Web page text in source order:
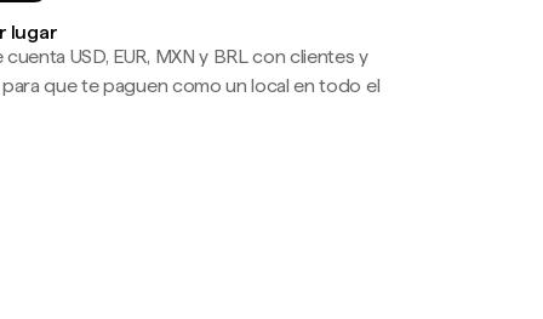
lugar
USD, EUR, MXN y BRL con clientes y
que te paguen como un local en todo el